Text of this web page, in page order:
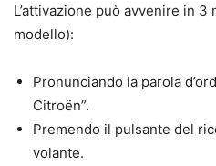
L’attivazione può avvenire in 3
modello):
Pronunciando la parola
Citroën”.
Premendo il pulsante del
volante.